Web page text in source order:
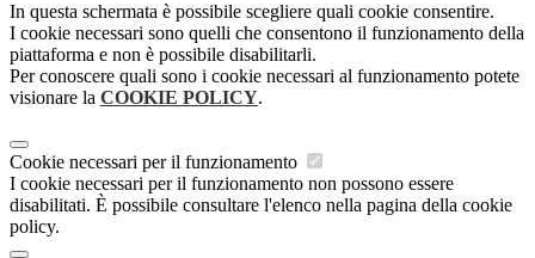
In questa schermata è possibile scegliere quali cookie consentire.
I cookie necessari sono quelli che consentono il funzionamento della
piattaforma e non è possibile disabilitarli.
Per conoscere quali sono i cookie necessari al funzionamento potete
visionare la COOKIE POLICY.
Cookie necessari per il funzionamento
I cookie necessari per il funzionamento non possono essere
disabilitati. È possibile consultare l'elenco nella pagina della cookie
policy.